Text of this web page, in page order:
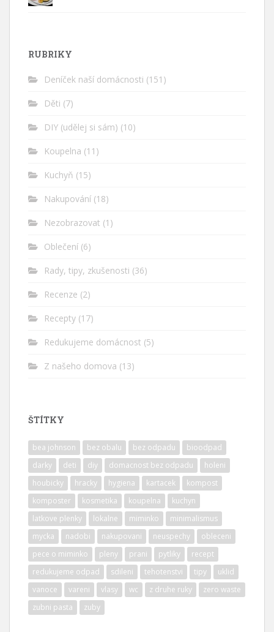
RUBRIKY
Deníček naší domácnosti (151)
Děti (7)
DIY (udělej si sám) (10)
Koupelna (11)
Kuchyň (15)
Nakupování (18)
Nezobrazovat (1)
Oblečení (6)
Rady, tipy, zkušenosti (36)
Recenze (2)
Recepty (17)
Redukujeme domácnost (5)
Z našeho domova (13)
ŠTÍTKY
bea johnson bez obalu bez odpadu
bioodpad
darky
deti diy domacnost bez odpadu
holeni
houbicky
hracky hygiena kartacek
kompost
komposter
kosmetika koupelna
kuchyn
latkove plenky
lokalne miminko
minimalismus
mycka
nadobi nakupovani neuspechy
obleceni
pece o miminko
pleny prani pytliky
recept
redukujeme odpad
sdileni tehotenstvi tipy
uklid
vanoce
vareni vlasy wc z druhe ruky
zero waste
zubni pasta
zuby